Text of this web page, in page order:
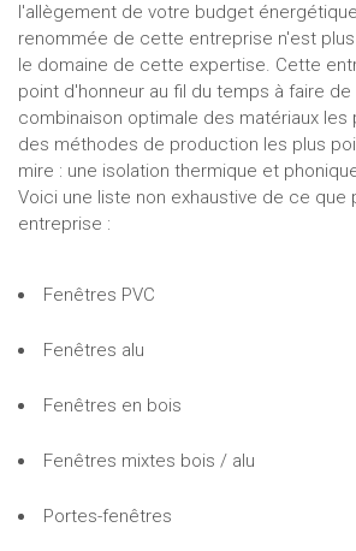
l'allègement de votre budget
renommée de cette entreprise n'est
le domaine de cette expertise. Cette
point d'honneur au fil du temps à faire
combinaison optimale des matériaux
des méthodes de production les plus
mire : une isolation thermique et
Voici une liste non exhaustive de ce que
entreprise :
Fenêtres PVC
Fenêtres alu
Fenêtres en bois
Fenêtres mixtes bois / alu
Portes-fenêtres